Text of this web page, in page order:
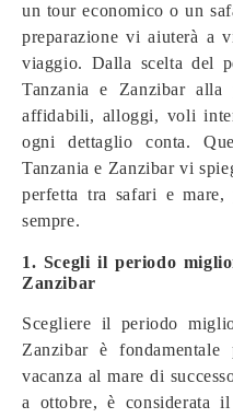
un tour economico o un
preparazione vi aiuterà a
viaggio. Dalla scelta del
Tanzania e Zanzibar alla
affidabili, alloggi, voli
ogni dettaglio conta.
Tanzania e Zanzibar vi
perfetta tra safari e
sempre.
1. Scegli il periodo
Zanzibar
Scegliere il periodo
Zanzibar è
vacanza al mare di
a ottobre, è considerata